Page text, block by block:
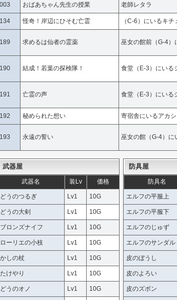
003 おばあちゃん先生の授業 老師レタラ
134 怪奇！岸辺にひそむ亡霊 （C-6）にいるキチ
189 求めるは仙者の霊薬 巫女の館前（G-4）
190 結成！若葉の探検隊！ 食堂（E-3）にいる
191 亡霊の声 食堂（E-3）にいる
192 秘められた想い 寄宿舎にいるアカシ
193 永遠の誓い 巫女の館（G-4）に
武器屋
武器名 装Lv 価格
どうのつるぎ Lv1 10G
どうの大剣 Lv1 10G
ブロンズナイフ Lv1 10G
ローリエの小枝 Lv1 10G
かしの杖 Lv1 10G
たけやり Lv1 10G
どうのオノ Lv1 10G
防具屋
防具名
エルフの平服上
エルフの平服下
エルフのじゅず
エルフのサンダル
皮のぼうし
皮のよろい
皮のズボン